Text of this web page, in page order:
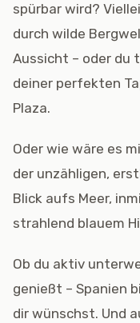
spürbar wird?
durch wilde
Aussicht – oder du
deiner perfekten
Plaza.
Oder wie wäre es
der unzähligen,
Blick aufs Meer,
strahlend blauem
Ob du aktiv
genießt – Spanien
dir wünschst. Und